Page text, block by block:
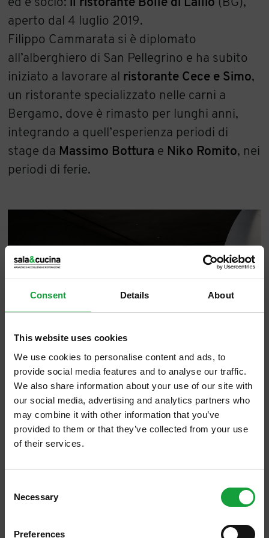
Consent Details About
This website uses cookies
We use cookies to personalise content and ads, to
provide social media features and to analyse our traffic.
We also share information about your use of our site with
our social media, advertising and analytics partners who
may combine it with other information that you’ve
provided to them or that they’ve collected from your use
of their services.
Selection
Necessary
Preferences
ed è socio: il ristorante Bolle di Lallio (BG),
aperto dal 4 luglio 2019.
Filippo Cammarata si è diplomato
all’alberghiero di San Pellegrino e ha subito
iniziato a lavorare al ristorante Cece e Simo,
un ristorante specializzato nelle carni a
Bergamo, dove è rimasto per lunghi anni,
integrando a quell’esperienza periodi di
stage da Massimo Bottura e Niko Romito, nei
periodi di ferie.
“Ero arrivato a dare tutto e avevo bisogno di
nuovi stimoli, così mi sono licenziato, tre
Angelo Agnellivenne a sapere di questo e mi
chiamò per raccontarmi della sua idea;stava
progettando il nuovo show-room di Pentole
Agnelli a Lallio,
poco lontano dalla fabbrica.
ISCRIVITI ALLA NEWSLETTER
Resta aggiornato su tutte le ultime novita nel campo